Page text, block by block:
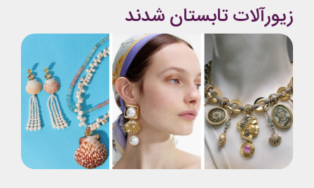
زیورآلات تابستان شدند